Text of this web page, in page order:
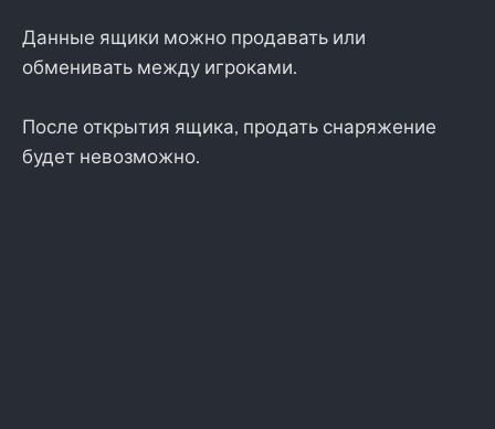
Данные ящики можно продавать или
обменивать между игроками.
После открытия ящика, продать снаряжение
будет невозможно.